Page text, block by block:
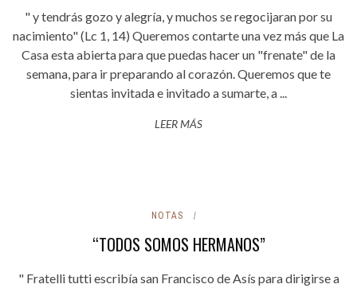
" y tendrás gozo y alegría, y muchos se regocijaran por su
nacimiento" (Lc 1, 14) Queremos contarte una vez más que La
Casa esta abierta para que puedas hacer un "frenate" de la
semana, para ir preparando al corazón. Queremos que te
sientas invitada e invitado a sumarte, a ...
LEER MÁS
NOTAS
“TODOS SOMOS HERMANOS”
" Fratelli tutti escribía san Francisco de Asís para dirigirse a